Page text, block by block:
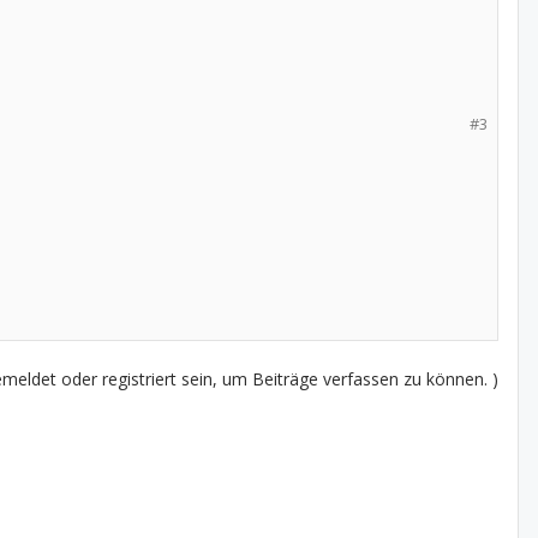
#3
oder registriert sein, um Beiträge verfassen zu können. )